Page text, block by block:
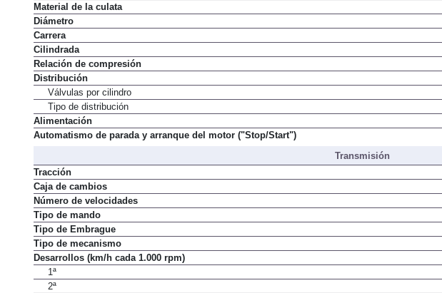
Material de la culata
Diámetro
Carrera
Cilindrada
Relación de compresión
Distribución
Válvulas por cilindro
Tipo de distribución
Alimentación
Automatismo de parada y arranque del motor ("Stop/Start")
Transmisión
Tracción
Caja de cambios
Número de velocidades
Tipo de mando
Tipo de Embrague
Tipo de mecanismo
Desarrollos (km/h cada 1.000 rpm)
1ª
2ª